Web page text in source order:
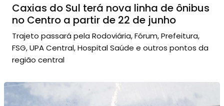
Caxias do Sul terá nova linha de ônibus
no Centro a partir de 22 de junho
Trajeto passará pela Rodoviária, Fórum, Prefeitura,
FSG, UPA Central, Hospital Saúde e outros pontos da
região central